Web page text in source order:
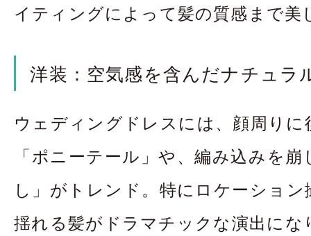
イティングによって髪の質感まで美
洋装：空気感を含んだナチュラ
ウェディングドレスには、顔周りに
「ポニーテール」や、編み込みを
し」がトレンド。特にロケーショ
揺れる髪がドラマチックな演出にな